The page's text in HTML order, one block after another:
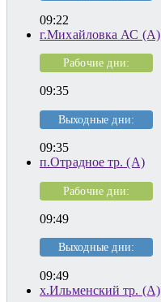
09:22
г.Михайловка АС (А)
Рабочие дни:
09:35
Выходные дни:
09:35
п.Отрадное тр. (А)
Рабочие дни:
09:49
Выходные дни:
09:49
х.Ильменский тр. (А)